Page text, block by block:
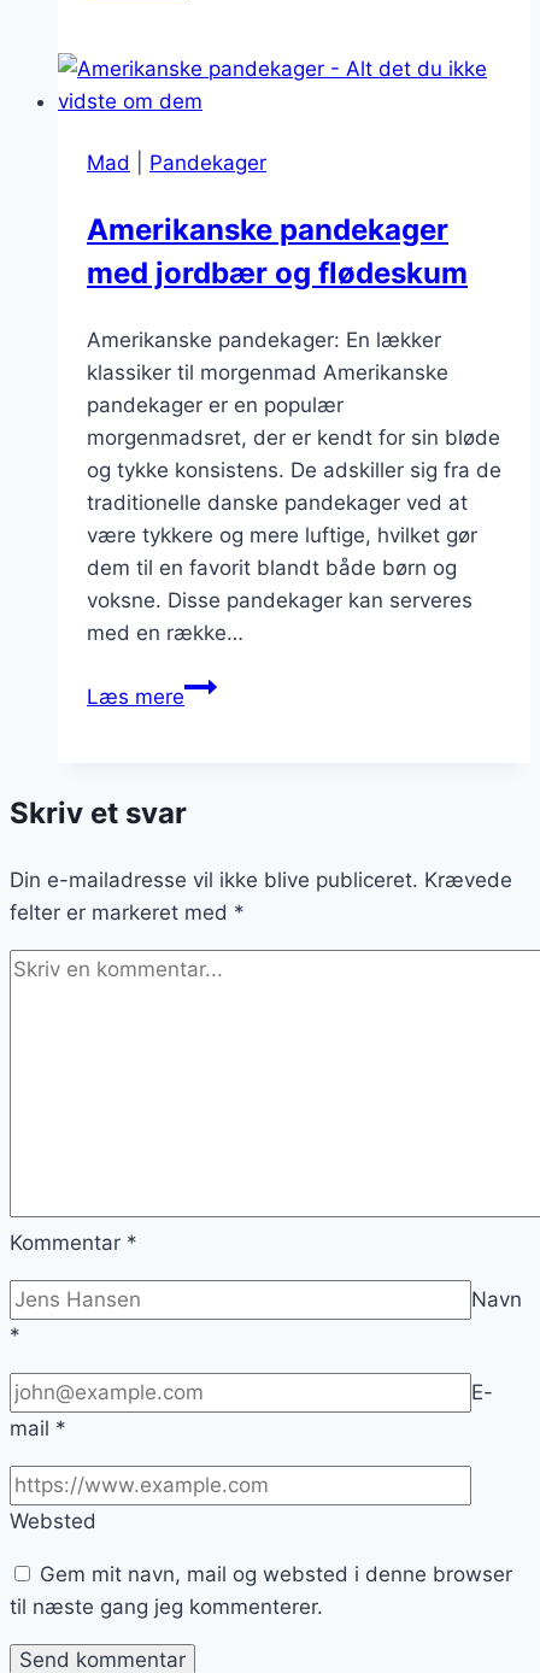
ahornsirup
Mad Pandekager
Amerikanske pandekager
med jordbær og flødeskum
Amerikanske pandekager: En lækker
klassiker til morgenmad Amerikanske
pandekager er en populær
morgenmadsret, der er kendt for sin bløde
og tykke konsistens. De adskiller sig fra de
traditionelle danske pandekager ved at
være tykkere og mere luftige, hvilket gør
dem til en favorit blandt både børn og
voksne. Disse pandekager kan serveres
med en række…
Læs mereAmerikanske
og
Skriv et svar
Din e-mailadresse vil ikke blive publiceret. Krævede
felter er markeret med *
Kommentar *
Navn
*
E-
mail *
Websted
Gem mit navn, mail og websted i denne browser
til næste gang jeg kommenterer.